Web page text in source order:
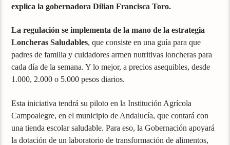
explica la gobernadora Dilian Francisca Toro.
La regulación se implementa de la mano de la estrategia
Loncheras Saludables, que consiste en una guía para que
padres de familia y cuidadores armen nutritivas loncheras para
cada día de la semana. Y lo mejor, a precios asequibles, desde
1.000, 2.000 o 5.000 pesos diarios.
Esta iniciativa tendrá su piloto en la Institución Agrícola
Campoalegre, en el municipio de Andalucía, que contará con
una tienda escolar saludable. Para eso, la Gobernación apoyará
la dotación de un laboratorio de transformación de alimentos,